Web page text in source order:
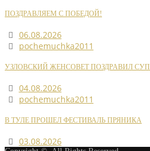
ПОЗДРАВЛЯЕМ С ПОБЕДОЙ!
06.08.2026
pochemuchka2011
УЗЛОВСКИЙ ЖЕНСОВЕТ ПОЗДРАВИЛ
04.08.2026
pochemuchka2011
В ТУЛЕ ПРОШЕЛ ФЕСТИВАЛЬ ПРЯНИКА
03.08.2026